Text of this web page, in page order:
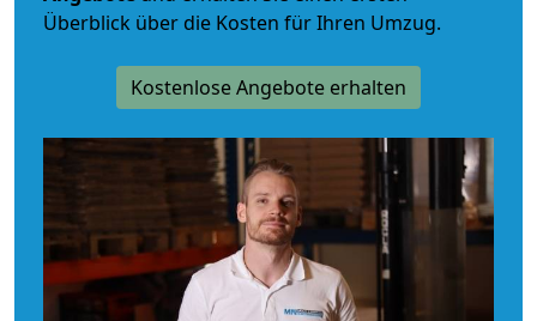
Überblick über die Kosten für Ihren Umzug.
Kostenlose Angebote erhalten